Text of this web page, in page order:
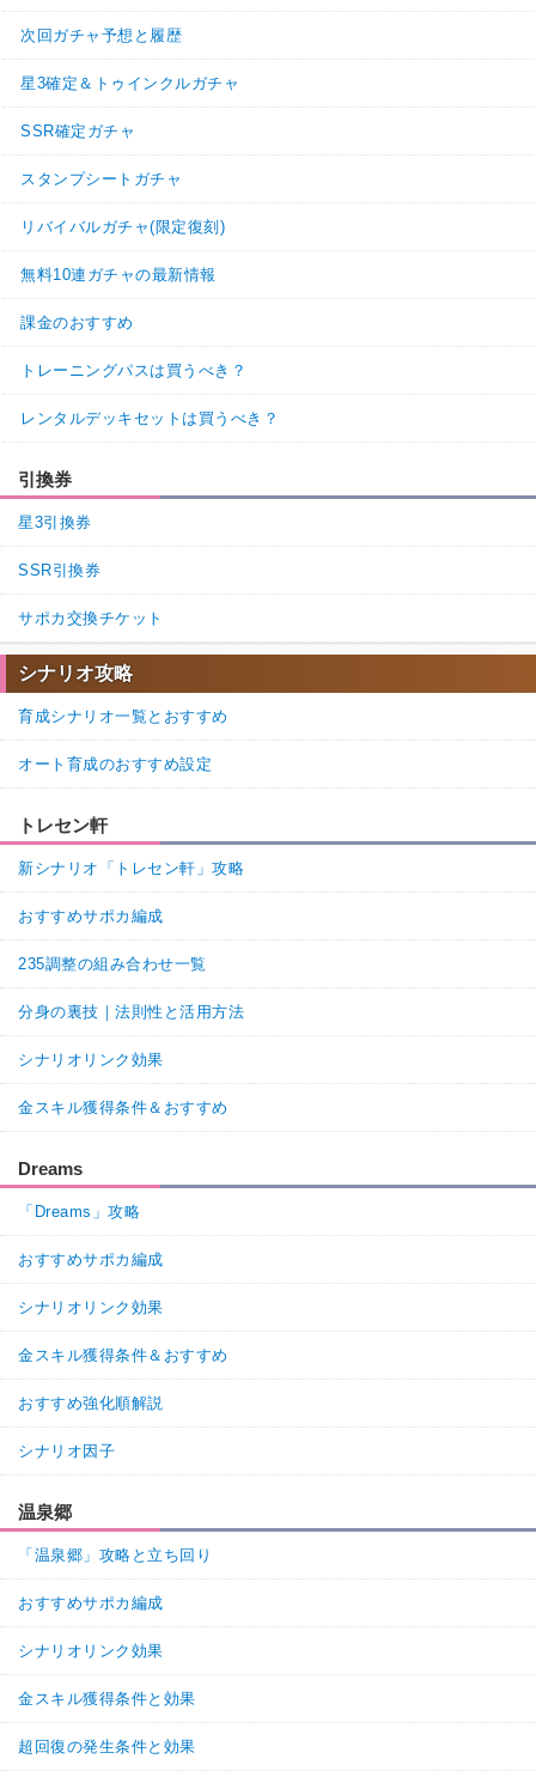
次回ガチャ予想と履歴
星3確定＆トゥインクルガチャ
SSR確定ガチャ
スタンプシートガチャ
リバイバルガチャ(限定復刻)
無料10連ガチャの最新情報
課金のおすすめ
トレーニングパスは買うべき？
レンタルデッキセットは買うべき？
引換券
星3引換券
SSR引換券
サポカ交換チケット
シナリオ攻略
育成シナリオ一覧とおすすめ
オート育成のおすすめ設定
トレセン軒
新シナリオ「トレセン軒」攻略
おすすめサポカ編成
235調整の組み合わせ一覧
分身の裏技｜法則性と活用方法
シナリオリンク効果
金スキル獲得条件＆おすすめ
Dreams
「Dreams」攻略
おすすめサポカ編成
シナリオリンク効果
金スキル獲得条件＆おすすめ
おすすめ強化順解説
シナリオ因子
温泉郷
「温泉郷」攻略と立ち回り
おすすめサポカ編成
シナリオリンク効果
金スキル獲得条件と効果
超回復の発生条件と効果